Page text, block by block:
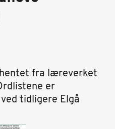
fra læreverket
er
tidligere Elgå